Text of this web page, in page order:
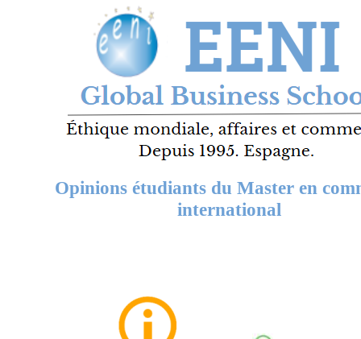
Opinions étudiants du Master en
international